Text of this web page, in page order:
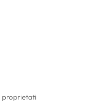
proprietati